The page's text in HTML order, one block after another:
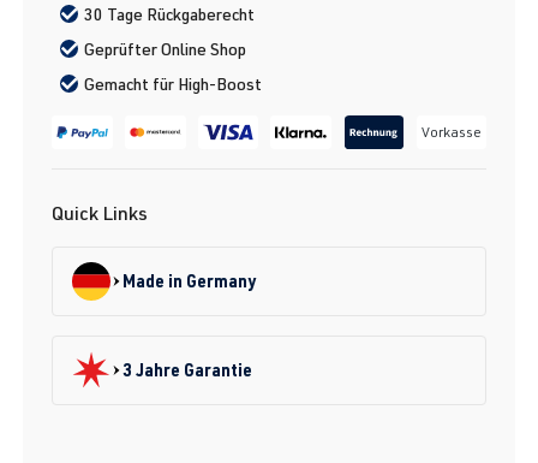
30 Tage Rückgaberecht
Geprüfter Online Shop
Gemacht für High-Boost
Vorkasse
Quick Links
Made in Germany
3 Jahre Garantie